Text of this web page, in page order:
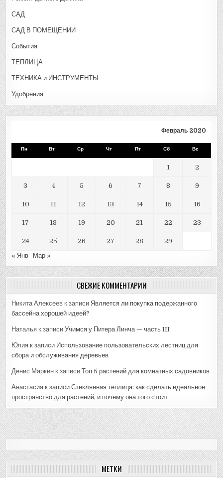
САД
САД В ПОМЕЩЕНИИ
События
ТЕПЛИЦА
ТЕХНИКА и ИНСТРУМЕНТЫ
Удобрения
Февраль 2020
Пн Вт Ср Чт Пт Сб Вс
1 2
3 4 5 6 7 8 9
10 11 12 13 14 15 16
17 18 19 20 21 22 23
24 25 26 27 28
29
« Янв
Мар »
СВЕЖИЕ КОММЕНТАРИИ
Никита Алексеев к записиЯвляется ли покупка подержанного
бассейна хорошей идеей?
Наталья к записиУчимся у Питера Линча — часть III
Юлия к записи Использование пользовательских лестниц для
сбора и обслуживания деревьев
Денис Маркин к записиТоп 5 растений для комнатных садовников
Анастасия к записиСтеклянная теплица: как сделать идеальное
пространство для растений, и почему она того стоит
МЕТКИ